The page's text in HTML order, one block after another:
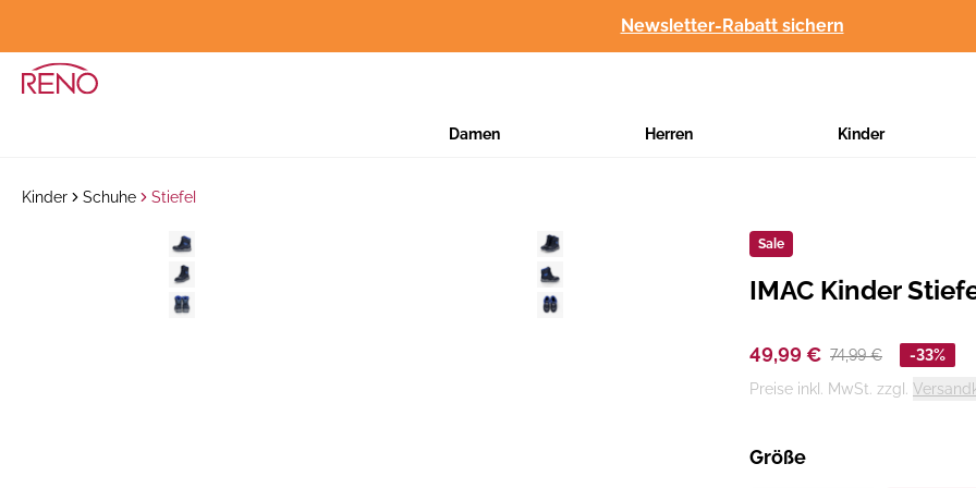
Newsletter-Rabatt sichern
Damen Herren Kinder
Kinder Schuhe Stiefel
Sale
Hersteller
IMAC Kinder
49,99 € 74,99 €
-33%
Preise inkl. MwSt. zzgl.
Größe